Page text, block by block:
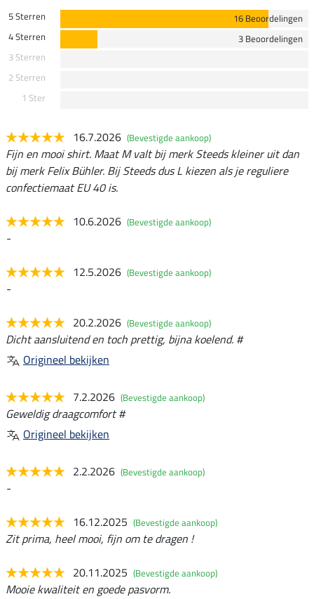
5 Sterren
16 Beoordelingen
4 Sterren
3 Beoordelingen
3 Sterren
2 Sterren
1 Ster
16.7.2026 (Bevestigde aankoop)
Fijn en mooi shirt. Maat M valt bij merk Steeds kleiner uit dan
bij merk Felix Bühler. Bij Steeds dus L kiezen als je reguliere
confectiemaat EU 40 is.
10.6.2026 (Bevestigde aankoop)
-
12.5.2026 (Bevestigde aankoop)
-
20.2.2026 (Bevestigde aankoop)
Dicht aansluitend en toch prettig, bijna koelend. #
Origineel bekijken
7.2.2026 (Bevestigde aankoop)
Geweldig draagcomfort #
Origineel bekijken
2.2.2026 (Bevestigde aankoop)
-
16.12.2025 (Bevestigde aankoop)
Zit prima, heel mooi, fijn om te dragen !
20.11.2025 (Bevestigde aankoop)
Mooie kwaliteit en goede pasvorm.